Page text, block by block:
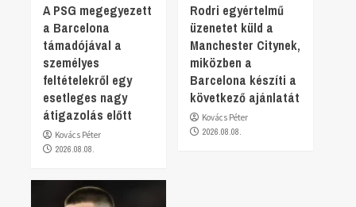
A PSG megegyezett
a Barcelona
támadójával a
személyes
feltételekről egy
esetleges nagy
átigazolás előtt
Kovács Péter
2026.08.08.
Rodri egyértelmű
üzenetet küld a
Manchester Citynek,
miközben a
Barcelona készíti a
következő ajánlatát
Kovács Péter
2026.08.08.